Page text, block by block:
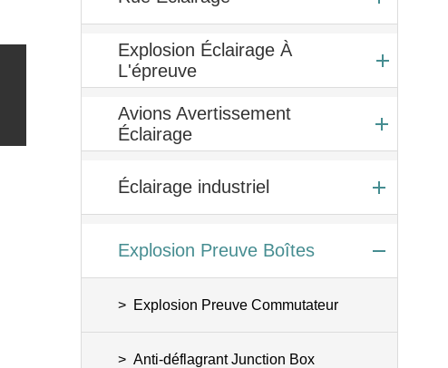
Explosion Éclairage À
L'épreuve
Avions Avertissement
Éclairage
Éclairage industriel
Explosion Preuve Boîtes
Explosion Preuve Commutateur
Anti-déflagrant Junction Box